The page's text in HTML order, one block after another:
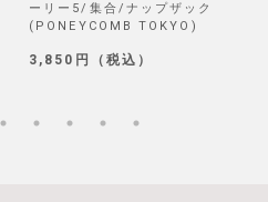
ーリー5/集合/ナップザック
(PONEYCOMB TOKYO)
3,850円（税込）